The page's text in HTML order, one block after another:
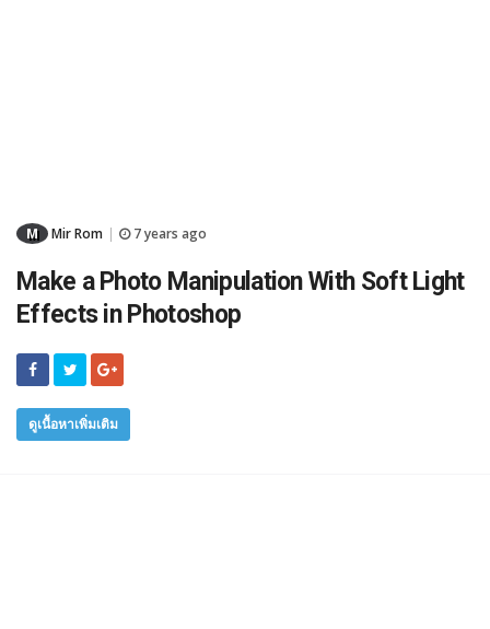
M Mir Rom 7 years ago
Make a Photo Manipulation With Soft Light
Effects in Photoshop
ดูเนื้อหาเพิ่มเติม